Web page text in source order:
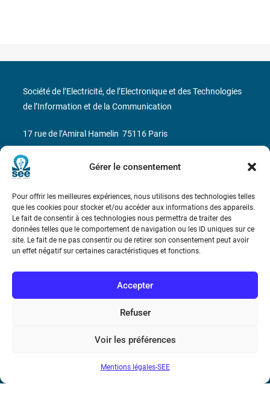
Gérer le consentement
Pour offrir les meilleures expériences, nous utilisons des technologies telles
que les cookies pour stocker et/ou accéder aux informations des appareils.
Le fait de consentir à ces technologies nous permettra de traiter des
données telles que le comportement de navigation ou les ID uniques sur ce
site. Le fait de ne pas consentir ou de retirer son consentement peut avoir
un effet négatif sur certaines caractéristiques et fonctions.
Accepter
Refuser
Voir les préférences
Mentions légales-SEE
Bicentenaire des découvertes d’André-
Marie Ampère
Conditions Générales de Vente
Mentions légales
Société de l’Electricité, de l’Electronique et des Technologies
de l’Information et de la Communication
17 rue de l’Amiral Hamelin 75116 Paris
Métro : « Boissière » Ligne 6 et « Iéna » Ligne 9
N° de SIREN : 785 393 232, Code APE : 9412Z TVA intra-
communautaire : FR44 785 393 232